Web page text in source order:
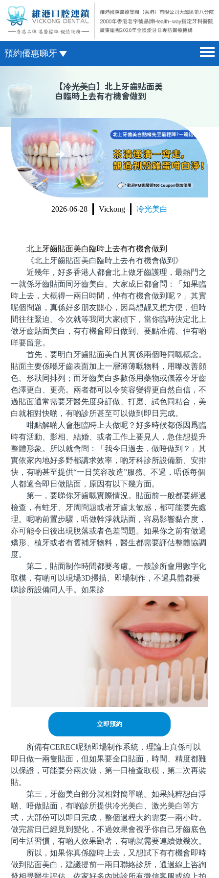
預約優惠睇牙
醫院簡介 hospital introduction
醫生介紹 doctor introduction
醫療新聞 medical news
種植牙 dental implant
箍牙 orthodontics
收費標準 change standard
微信預約
WhatsApp預約
【冷光美白】北上牙齒貼面美
白臨時上去有冇機會做到
2026-06-28 Vickong 冷光美白
北上牙齒貼面美白臨時上去有冇機會做到
《北上牙齒貼面美白臨時上去有冇機會做到》
近幾年，好多香港人都會北上做牙齒護理，最熱門之
一就係牙齒貼面同牙齒美白。大家成日都會問：「如果臨
時上去，大概得一兩日時間，仲有冇機會做到呢？」其實
呢個問題，真係好多朋友關心，因爲想靓又想方便，但時
間往往緊迫。今次就等我同大家傾下，當你臨時決定北上
做牙齒貼面美白，有冇機會即日做到、要點准備、仲有啲
咩要留意。
首先，要明白牙齒貼面美白其實係兩個唔同嘅概念。
貼面主要係喺牙齒表面加上一層薄薄嘅物料，用嚟改善顔
色、形狀同排列；而牙齒美白多數係用藥物或儀器令牙齒
色澤更白、更亮。兩者都可以令笑容變得更自然自信，不
過貼面通常需要牙醫先度身訂做、打磨、試色同粘合，美
白就相對快啲，有啲診所甚至可以做到即日完成。
咁點解啲人會想臨時上去做呢？好多時候都係因爲臨
時有活動、影相、結婚、或者工作上要見人，急住想提升
整體形象。所以就會問：「我今日過去，做唔做到？」其
實依家內地好多野都講求效率，啲牙科診所設備新、安排
快，有啲甚至提供“一日笑容改造”服務。不過，唔係每個
人都適合即日做貼面，原因有以下幾方面。
第一，要睇你牙齒嘅實際情況。貼面前一般都要經過
檢查，有蛀牙、牙周問題或者牙齒太敏感，都可能要先處
理。呢啲前置步驟，唔做幹淨就貼面，容易影響黏合度，
亦可能令日後出現脫落或者色差問題。如果你之前有做過
矯形、植牙或者有舊補牙物料，醫生都需要評估整體協調
度。
第二，貼面制作時間都要考慮。一般診所會用數字化
取模，有啲可以現場3D掃描、即場制作，不過具體都要
睇診所設備同人手。如果診
立即預約
所備有CEREC呢類即場制作系統，理論上真係可以
即日做一兩隻貼面，但如果要全口貼面，時間、精度都難
以保證，可能要分兩次做，第一日檢查取模，第二次再裝
貼。
第三，牙齒美白部分就相對簡單啲。如果純粹想白淨
啲、唔做貼面，有啲診所提供冷光美白、激光美白等方
式，大部份可以即日完成，整個過程大約需要一兩小時。
做完當日已經見到變化，不過效果會視乎你自己牙齒底色
同生活習慣，有啲人效果顯著，有啲就需要連續做幾次。
所以，如果你真係臨時上去，又想試下有冇機會即時
做到貼面美白，建議提前一兩日聯絡診所，通過線上咨詢
發相畀醫生評估。依家好多內地診所有微信客服或線上拍